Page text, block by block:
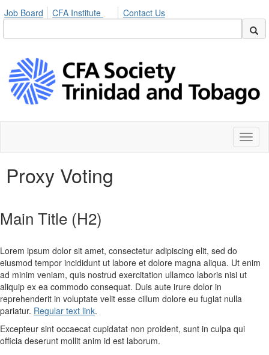
Job Board CFA Institute Contact Us
Proxy Voting
Main Title (H2)
Lorem ipsum dolor sit amet, consectetur adipiscing elit, sed do
eiusmod tempor incididunt ut labore et dolore magna aliqua. Ut enim
ad minim veniam, quis nostrud exercitation ullamco laboris nisi ut
aliquip ex ea commodo consequat. Duis aute irure dolor in
reprehenderit in voluptate velit esse cillum dolore eu fugiat nulla
pariatur. Regular text link.
Excepteur sint occaecat cupidatat non proident, sunt in culpa qui
officia deserunt mollit anim id est laborum.